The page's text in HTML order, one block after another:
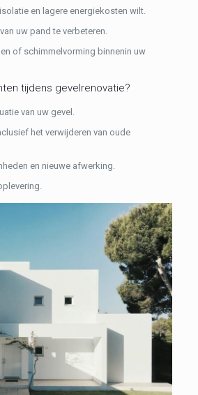
en lagere energiekosten wilt.
uw pand te verbeteren.
of schimmelvorming binnenin uw
tijdens gevelrenovatie?
van uw gevel.
het verwijderen van oude
en nieuwe afwerking.